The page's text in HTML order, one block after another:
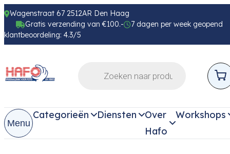
Wagenstraat 67 2512AR Den Haag
Gratis verzending van €100.-
7 dagen per week geopend
klantbeoordeling: 4.3/5
Menu
Categorieën Diensten
Over
Hafo
Workshops